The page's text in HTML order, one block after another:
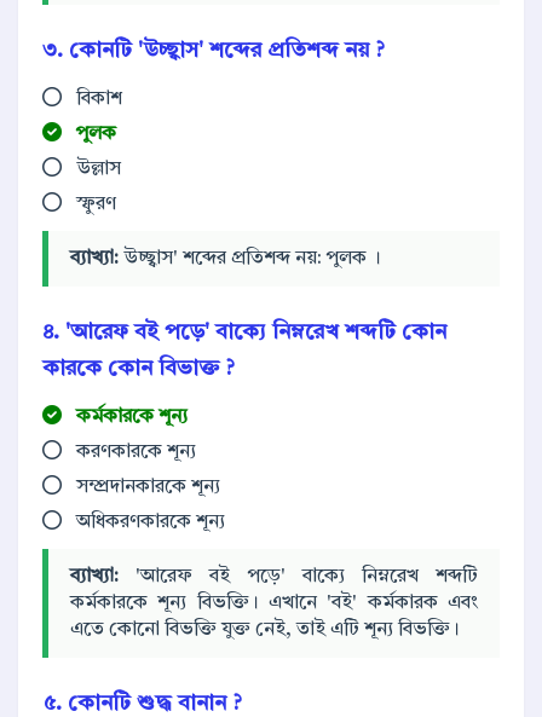
৩. কোনটি 'উচ্ছ্বাস' শব্দের প্রতিশব্দ নয় ?
বিকাশ
পুলক
উল্লাস
স্ফুরণ
ব্যাখ্যা: উচ্ছ্বাস' শব্দের প্রতিশব্দ নয়: পুলক ।
৪. 'আরেফবই পড়ে' বাক্যে নিম্নরেখ শব্দটি কোন
কারকে কোন বিভাক্ত ?
কর্মকারকে শূন্য
করণকারকে শূন্য
সম্প্রদানকারকে শূন্য
অধিকরণকারকে শূন্য
ব্যাখ্যা: 'আরেফ বই পড়ে' বাক্যে নিম্নরেখ শব্দটি
কর্মকারকে শূন্য বিভক্তি। এখানে 'বই' কর্মকারক এবং
এতে কোনো বিভক্তি যুক্ত নেই, তাই এটি শূন্য বিভক্তি।
৫. কোনটি শুদ্ধ বানান ?